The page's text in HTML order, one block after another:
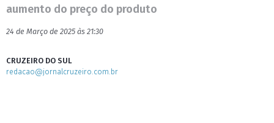
aumento do preço do produto
24 de Março de 2025 às 21:30
CRUZEIRO DO SUL
redacao@jornalcruzeiro.com.br